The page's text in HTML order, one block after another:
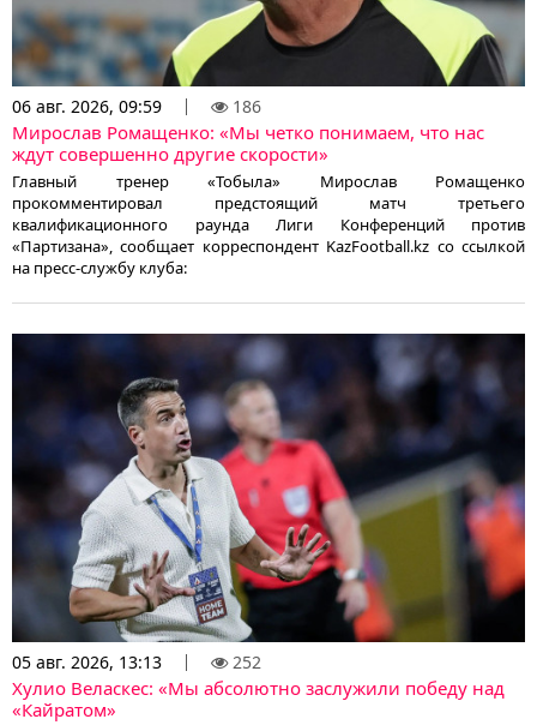
06 авг. 2026, 09:59 186
Мирослав Ромащенко: «Мы четко понимаем, что нас
ждут совершенно другие скорости»
Главный тренер «Тобыла» Мирослав Ромащенко
прокомментировал предстоящий матч третьего
квалификационного раунда Лиги Конференций против
«Партизана», сообщает корреспондент KazFootball.kz со ссылкой
на пресс-службу клуба:
05 авг. 2026, 13:13 252
Хулио Веласкес: «Мы абсолютно заслужили победу над
«Кайратом»